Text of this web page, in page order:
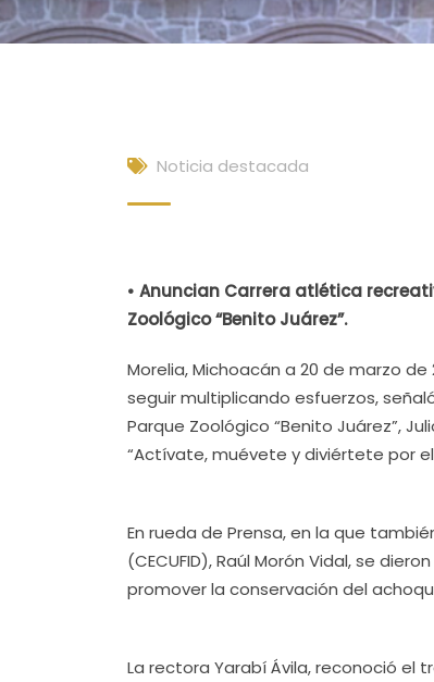
Noticia destacada
• Anuncian Carrera atlética
Zoológico “Benito Juárez”.
Morelia, Michoacán a 20 de marzo
seguir multiplicando esfuerzos,
Parque Zoológico “Benito Juárez”,
“Actívate, muévete y diviértete por
En rueda de Prensa, en la que
(CECUFID), Raúl Morón Vidal, se
promover la conservación del
La rectora Yarabí Ávila, reconoció el